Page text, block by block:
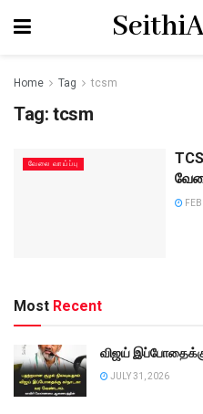
Home Tag tcsm
Tag: tcsm
வேலை வாய்ப்பு
Most Recent
விஜய்
JULY 31, 2026